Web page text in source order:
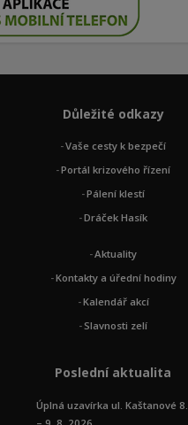
Důležité odkazy
Vaše cesty k bezpečí
Portál krizového řízení
Pálení klestí
Dráček Hasík
Aktuality
Kontakty a úřední hodiny
Kalendář akcí
Slavnosti zelí
Poslední aktualita
Úplná uzavírka ul. Kaštanové 8.